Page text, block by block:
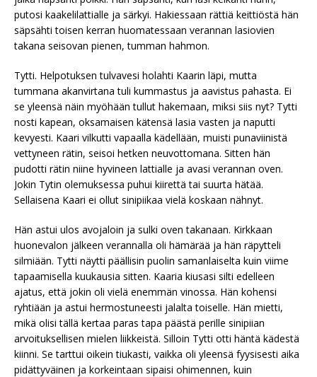
putosi kaakelilattialle ja särkyi. Hakiessaan rättiä keittiöstä hän
säpsähti toisen kerran huomatessaan verannan lasiovien
takana seisovan pienen, tumman hahmon.
Tytti. Helpotuksen tulvavesi holahti Kaarin läpi, mutta
tummana akanvirtana tuli kummastus ja aavistus pahasta. Ei
se yleensä näin myöhään tullut hakemaan, miksi siis nyt? Tytti
nosti kapean, oksamaisen kätensä lasia vasten ja naputti
kevyesti. Kaari vilkutti vapaalla kädellään, muisti punaviinistä
vettyneen rätin, seisoi hetken neuvottomana. Sitten hän
pudotti rätin niine hyvineen lattialle ja avasi verannan oven.
Jokin Tytin olemuksessa puhui kiirettä tai suurta hätää.
Sellaisena Kaari ei ollut sinipiikaa vielä koskaan nähnyt.
Hän astui ulos avojaloin ja sulki oven takanaan. Kirkkaan
huonevalon jälkeen verannalla oli hämärää ja hän räpytteli
silmiään. Tytti näytti päällisin puolin samanlaiselta kuin viime
tapaamisella kuukausia sitten. Kaaria kiusasi silti edelleen
ajatus, että jokin oli vielä enemmän vinossa. Hän kohensi
ryhtiään ja astui hermostuneesti jalalta toiselle. Hän mietti,
mikä olisi tällä kertaa paras tapa päästä perille sinipiian
arvoituksellisen mielen liikkeistä. Silloin Tytti otti häntä kädestä
kiinni. Se tarttui oikein tiukasti, vaikka oli yleensä fyysisesti aika
pidättyväinen ja korkeintaan sipaisi ohimennen, kuin